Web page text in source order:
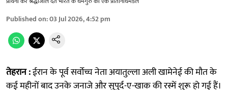
Published on:03 Jul 2026, 4:52 pm
तेहरान :ईरान के पूर्व सर्वोच्च नेता अयातुल्ला अली खामेनेई की मौत के
कई महीनों बाद उनके जनाजे और सुपुर्द-ए-खाक की रस्में शुरू हो गई हैं।